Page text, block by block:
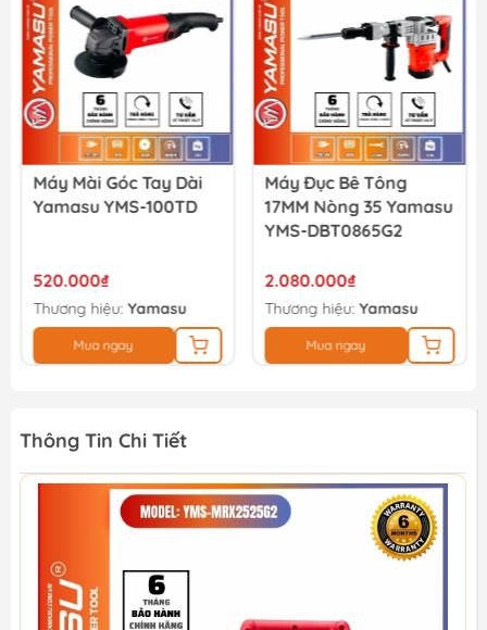
55.000₫
Máy Mài Góc Tay Dài
Yamasu YMS-100TD
520.000₫
Thương hiệu: Yamasu
Mua ngay
Máy Đục Bê Tông
17MM Nòng 35 Yamasu
YMS-DBT0865G2
2.080.000₫
Thương hiệu:Yamasu
Mua ngay
Thông Tin Chi Tiết